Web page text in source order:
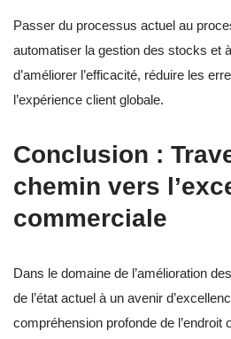
Passer du processus actuel au
automatiser la gestion des stocks et
d’améliorer l’efficacité, réduire les
l’expérience client globale.
Conclusion :
chemin vers
commerciale
Dans le domaine de l’amélioration
de l’état actuel à un avenir
compréhension profonde de